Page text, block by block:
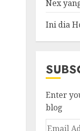
Nex
Ini dia
Enter
blog
Email